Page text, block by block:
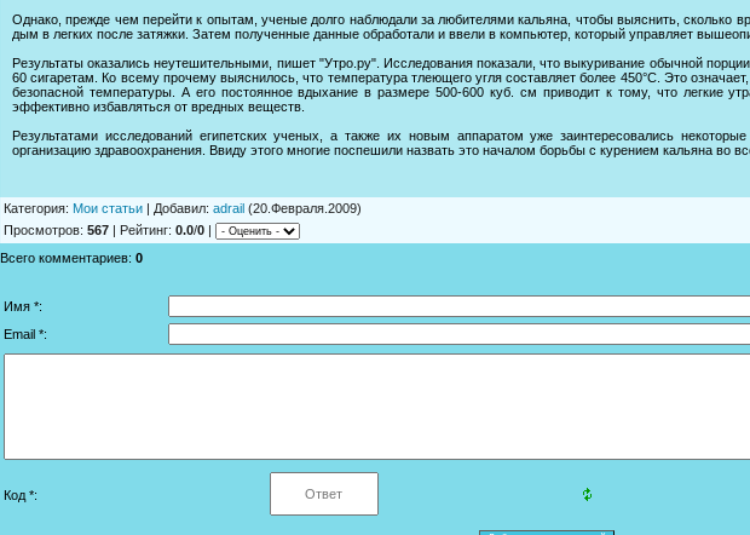
Однако, прежде чем перейти к опытам, ученые долго наблюдали за любителями кальяна, чтобы выяснить, сколько
дым в легких после затяжки. Затем полученные данные обработали и ввели в компьютер, который управляет
Результаты оказались неутешительными, пишет "Утро.ру". Исследования показали, что выкуривание обычной
60 сигаретам. Ко всему прочему выяснилось, что температура тлеющего угля составляет более 450°С. Это
безопасной температуры. А его постоянное вдыхание в размере 500-600 куб. см приводит к тому, что легкие
эффективно избавляться от вредных веществ.
Результатами исследований египетских ученых, а также их новым аппаратом уже заинтересовались
организацию здравоохранения. Ввиду этого многие поспешили назвать это началом борьбы с курением кальяна во
Категория: Мои статьи | Добавил: adrail (20.Февраля.2009)
Просмотров: 567 | Рейтинг: 0.0/0 |
Всего комментариев: 0
Имя *:
Email *:
Код *: